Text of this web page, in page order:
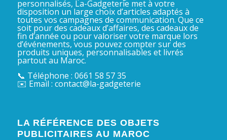
personnalisés, La-Gadgeterie met à votre
disposition un large choix d’articles adaptés à
toutes vos campagnes de communication. Que ce
soit pour des cadeaux d’affaires, des cadeaux de
fin d’année ou pour valoriser votre marque lors
d’événements, vous pouvez compter sur des
produits uniques, personnalisables et livrés
partout au Maroc.
📞 Téléphone : 0661 58 57 35
✉️ Email : contact@la-gadgeterie
LA RÉFÉRENCE DES OBJETS
PUBLICITAIRES AU MAROC